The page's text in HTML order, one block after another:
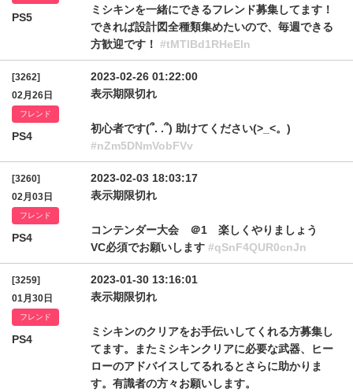
PS5
ミシキンを一緒にできるフレンド募集してます！
できれば設計図全種類集めたいので、毎週できる
方歓迎です！ #tMTlBd1RHeEln
[3262]
02月26日
フレンド
PS4
2023-02-26 01:22:00
表示期限切れ
初心者です(՞. .՞) 助けてください(>_<。)
#nZm5DNmVobFVv
[3260]
02月03日
フレンド
PS4
2023-02-03 18:03:17
表示期限切れ
コンテンダー大会 ＠1 楽しくやりましょう
VC必須でお願いします #qSnF4QUR0cnJn
[3259]
01月30日
フレンド
PS4
2023-01-30 13:16:01
表示期限切れ
ミシキンのクリアをお手伝いしてくれる方募集し
てます。またミシキンクリアに必要な武器、ヒー
ローのアドバイスしてるれるとさらに助かりま
す。有識者の方々お願いします。